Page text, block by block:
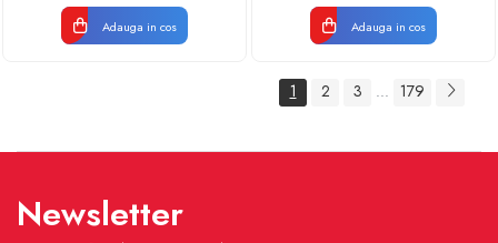
Adauga in cos Adauga in cos
1 2 3 ... 179
Newsletter